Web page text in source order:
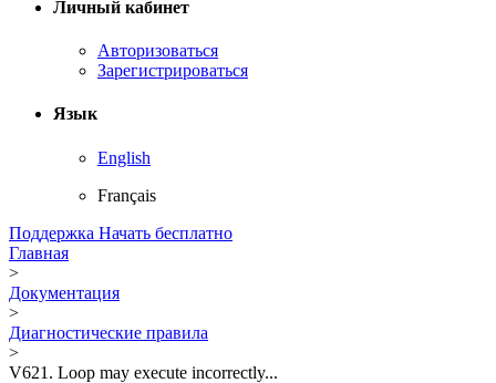
Личный кабинет
Авторизоваться
Зарегистрироваться
Язык
English
Français
Поддержка Начать бесплатно
Главная
>
Документация
>
Диагностические правила
>
V621. Loop may execute incorrectly...